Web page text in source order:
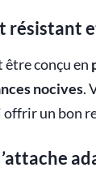
résistant
être conçu en
nocives.
offrir un bon